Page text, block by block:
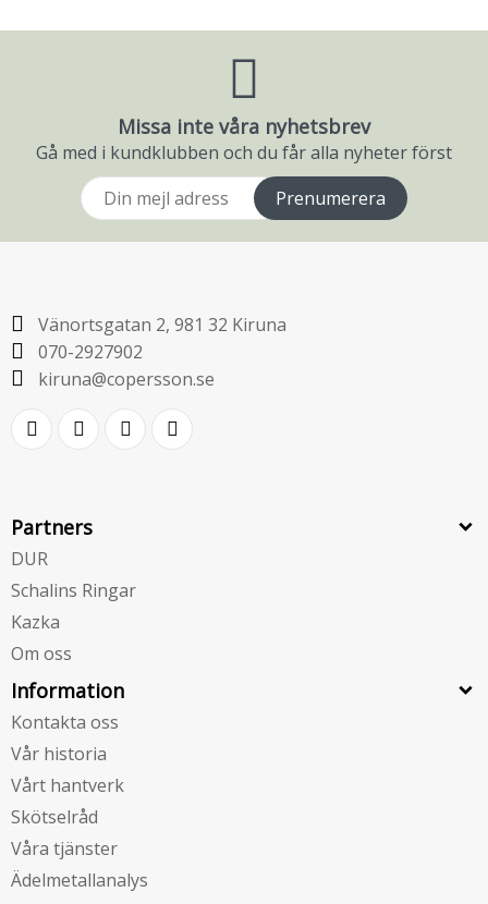
Missa inte våra nyhetsbrev
Gå med i kundklubben och du får alla nyheter först
Prenumerera
Vänortsgatan 2, 981 32 Kiruna
070-2927902
kiruna@copersson.se
Partners
DUR
Schalins Ringar
Kazka
Om oss
Information
Kontakta oss
Vår historia
Vårt hantverk
Skötselråd
Våra tjänster
Ädelmetallanalys